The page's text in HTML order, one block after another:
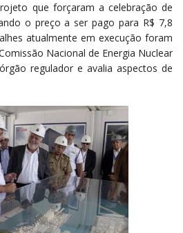
que forçaram a celebração de
o preço a ser pago para R$ 7,8
atualmente em execução foram
Nacional de Energia Nuclear
regulador e avalia aspectos de